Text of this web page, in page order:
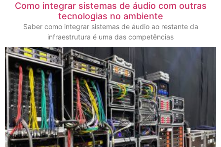
Como integrar sistemas de áudio com outras
tecnologias no ambiente
Saber como integrar sistemas de áudio ao restante da
infraestrutura é uma das competências